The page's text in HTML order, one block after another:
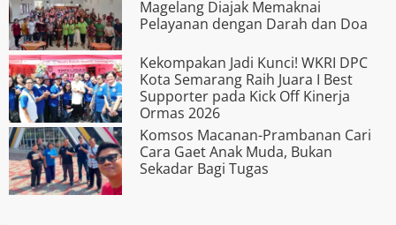
Magelang Diajak Memaknai
Pelayanan dengan Darah dan Doa
Kekompakan Jadi Kunci! WKRI DPC
Kota Semarang Raih Juara I Best
Supporter pada Kick Off Kinerja
Ormas 2026
Komsos Macanan-Prambanan Cari
Cara Gaet Anak Muda, Bukan
Sekadar Bagi Tugas